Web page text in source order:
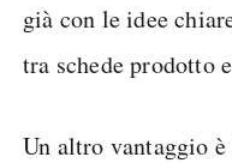
già con le idee
tra schede prodotto
Un altro vantaggio